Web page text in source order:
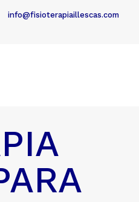
info@fisioterapiaillescas.com